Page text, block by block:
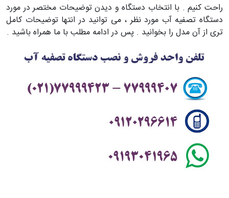
راحت کنیم . با انتخاب دستگاه و دیدن توضیحات مختصر در مورد
دستگاه تصفیه آب مورد نظر ، می توانید در انتها توضیحات کامل
تری از آن مدل را بخوانید . پس در ادامه مطلب با ما همراه باشید .